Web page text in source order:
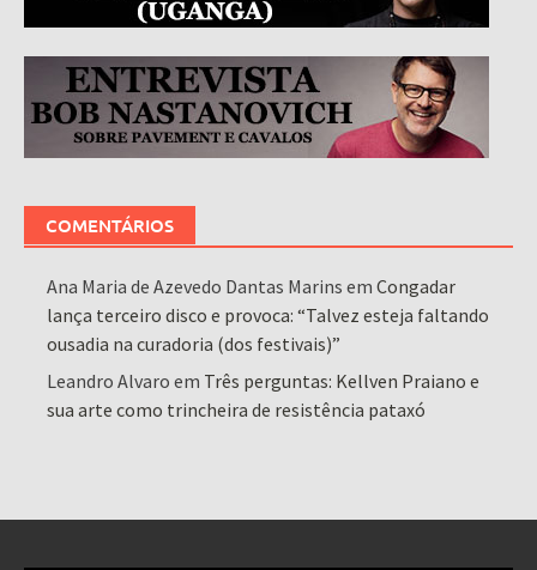
COMENTÁRIOS
Ana Maria de Azevedo Dantas Marins emCongadar
lança terceiro disco e provoca: “Talvez esteja faltando
ousadia na curadoria (dos festivais)”
Leandro Alvaro em Três perguntas: Kellven Praiano e
sua arte como trincheira de resistência pataxó